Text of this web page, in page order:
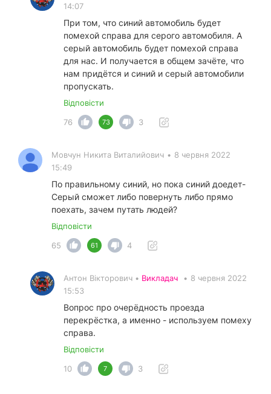
14:07
При том, что синий автомобиль будет
помехой справа для серого автомобиля. А
серый автомобиль будет помехой справа
для нас. И получается в общем зачёте, что
нам придётся и синий и серый автомобили
пропускать.
Відповісти
76
73 3
Мовчун Никита Виталийович • 8 червня 2022
15:49
По правильному синий, но пока синий доедет-
Серый сможет либо повернуть либо прямо
поехать, зачем путать людей?
Відповісти
65
61 4
Антон Вікторович • Викладач • 8 червня 2022
15:53
Вопрос про очерёдность проезда
перекрёстка, а именно - используем помеху
справа.
Відповісти
10
7 3